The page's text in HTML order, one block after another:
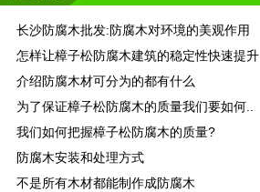
长沙防腐木批发:防腐木对环境的美观作用
怎样让樟子松防腐木建筑的稳定性快速提升
介绍防腐木材可分为的都有什么
为了保证樟子松防腐木的质量我们要如何..
我们如何把握樟子松防腐木的质量?
防腐木安装和处理方式
不是所有木材都能制作成防腐木